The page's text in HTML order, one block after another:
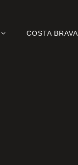
COSTA BRAVA